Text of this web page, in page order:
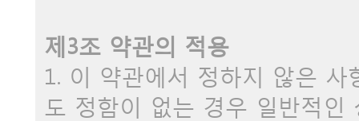
제3조 약관의 적용
1. 이 약관에서 정하지 않은
도 정함이 없는 경우 일반적인